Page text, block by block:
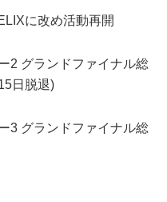
に改め活動再開
2 グランドファイナル総
日脱退)
3 グランドファイナル総